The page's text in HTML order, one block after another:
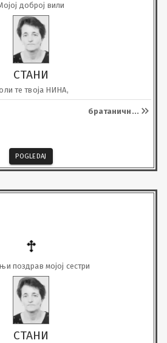
доброј вили
СТАНИ
те твоја НИНА,
братаничн ...
POGLEDAJ
поздрав мојој сестри
СТАНИ